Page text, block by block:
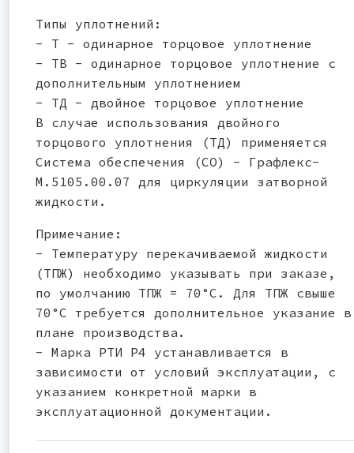
Типы уплотнений:
- Т - одинарное торцовое уплотнение
- ТВ - одинарное торцовое уплотнение с
дополнительным уплотнением
- ТД - двойное торцовое уплотнение
В случае использования двойного
торцового уплотнения (ТД) применяется
Система обеспечения (СО) - Графлекс-
М.5105.00.07 для циркуляции затворной
жидкости.
Примечание:
- Температуру перекачиваемой жидкости
(ТПЖ) необходимо указывать при заказе,
по умолчанию ТПЖ = 70°С. Для ТПЖ свыше
70°С требуется дополнительное указание в
плане производства.
- Марка РТИ Р4 устанавливается в
зависимости от условий эксплуатации, с
указанием конкретной марки в
эксплуатационной документации.